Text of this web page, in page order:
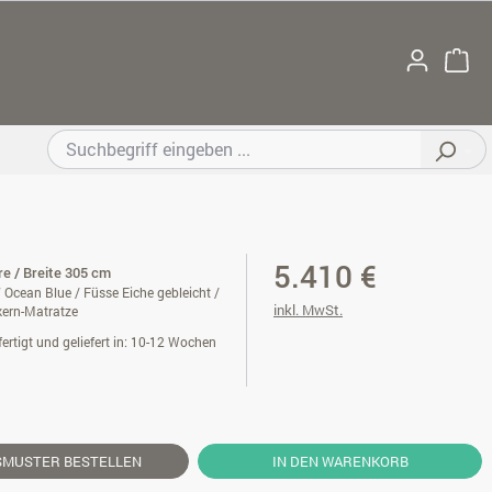
/ Breite 305 cm
Ocean Blue / Füsse Eiche gebleicht /
Matratze
und geliefert in: 10-12 Wochen
5.410 €
inkl. MwSt.
BESTELLEN IN DEN WARENKORB